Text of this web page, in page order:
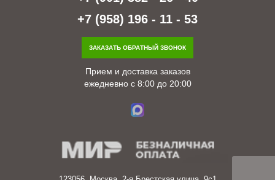
+7 (958) 196 - 11 - 53
ЗАКАЗАТЬ ОБРАТНЫЙ ЗВОНОК
Прием и доставка заказов
ежедневно с 8:00 до 20:00